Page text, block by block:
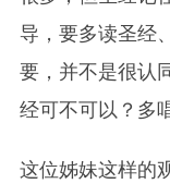
导，要多读圣经
要，并不是很认
经可不可以？多
这位姊妹这样的